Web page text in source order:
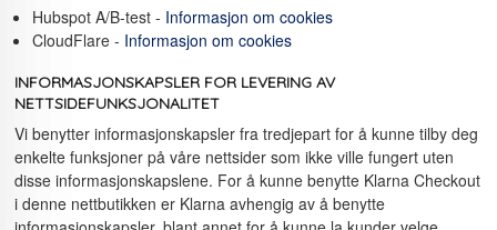
Hubspot A/B-test - Informasjon om cookies
CloudFlare - Informasjon om cookies
INFORMASJONSKAPSLER FOR LEVERING AV
NETTSIDEFUNKSJONALITET
Vi benytter informasjonskapsler fra tredjepart for å kunne tilby deg
enkelte funksjoner på våre nettsider som ikke ville fungert uten
disse informasjonskapslene. For å kunne benytte Klarna Checkout
i denne nettbutikken er Klarna avhengig av å benytte